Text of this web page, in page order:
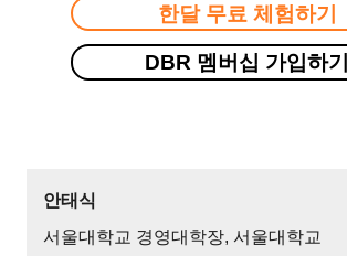
한달 무료 체험하기
DBR 멤버십 가입하기
안태식
서울대학교 경영대학장, 서울대학교